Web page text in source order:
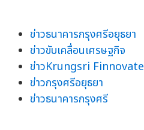
ข่าวธนาคารกรุงศรีอยุธยา
ข่าวขับเคลื่อนเศรษฐกิจ
ข่าวKrungsri Finnovate
ข่าวกรุงศรีอยุธยา
ข่าวธนาคารกรุงศรี